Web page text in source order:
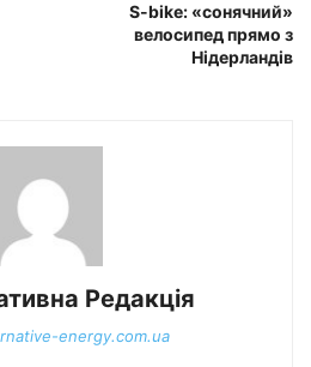
S-bike: «сонячний»
велосипед прямо з
Нідерландів
Редакція
energy.com.ua